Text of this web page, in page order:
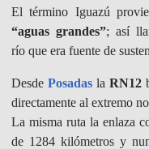
El término Iguazú
“aguas grandes”; así
río que era fuente de
Desde PosadaslaRN12
directamente al extremo
La misma ruta la enlaza
de 1284 kilómetros y